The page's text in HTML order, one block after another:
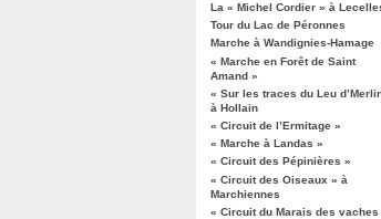
La « Michel Cordier » à
Tour du Lac de Péronnes
Marche à Wandignies-Hamage
« Marche en Forêt de Saint
Amand »
« Sur les traces du Leu
à Hollain
« Circuit de l’Ermitage »
« Marche à Landas »
« Circuit des Pépinières »
« Circuit des Oiseaux » à
Marchiennes
« Circuit du Marais des vaches